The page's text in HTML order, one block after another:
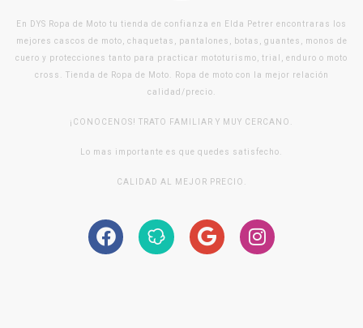
En DYS Ropa de Moto tu tienda de confianza en Elda Petrer encontraras los
mejores cascos de moto, chaquetas, pantalones, botas, guantes, monos de
cuero y protecciones tanto para practicar mototurismo, trial, enduro o moto
cross. Tienda de Ropa de Moto. Ropa de moto con la mejor relación
calidad/precio.
¡CONOCENOS! TRATO FAMILIAR Y MUY CERCANO.
Lo mas importante es que quedes satisfecho.
CALIDAD AL MEJOR PRECIO.